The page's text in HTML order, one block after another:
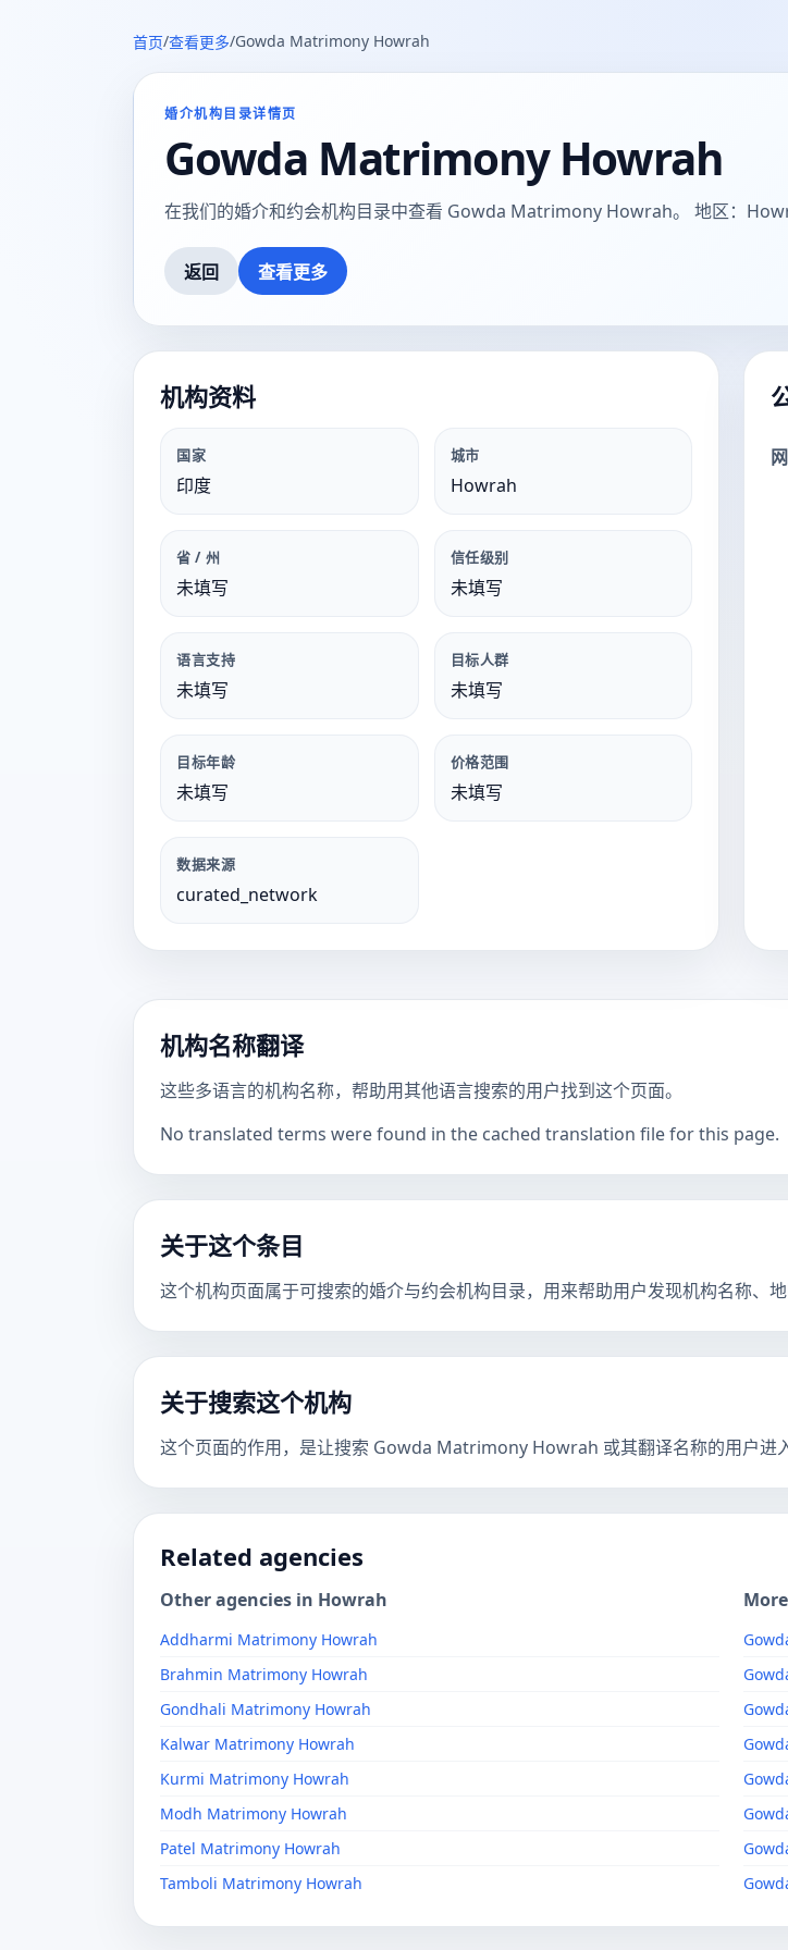
首页/查看更多/Gowda Matrimony Howrah
婚介机构目录详情页
Gowda Matrimony Howrah
在我们的婚介和约会机构目录中查看 Gowda Matrimony Howrah。 地区：
返回 查看更多
机构资料
国家
印度
城市
Howrah
省 / 州
未填写
信任级别
未填写
语言支持
未填写
目标人群
未填写
目标年龄
未填写
价格范围
未填写
数据来源
curated_network
机构名称翻译
这些多语言的机构名称，帮助用其他语言搜索的用户找到这个页面。
No translated terms were found in the cached translation file for this page.
关于这个条目
这个机构页面属于可搜索的婚介与约会机构目录，用来帮助用户发现机构名称、地
关于搜索这个机构
这个页面的作用，是让搜索 Gowda Matrimony Howrah 或其翻译名称的用户进
Related agencies
Other agencies in Howrah
Addharmi Matrimony Howrah
Brahmin Matrimony Howrah
Gondhali Matrimony Howrah
Kalwar Matrimony Howrah
Kurmi Matrimony Howrah
Modh Matrimony Howrah
Patel Matrimony Howrah
Tamboli Matrimony Howrah